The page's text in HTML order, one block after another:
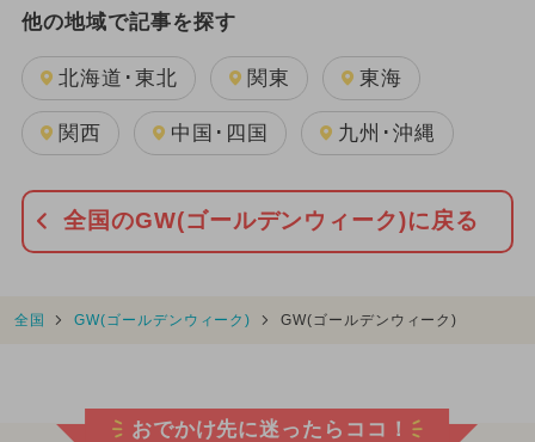
他の地域で記事を探す
北海道･東北 関東 東海
関西 中国･四国 九州･沖縄
全国のGW(ゴールデンウィーク)に戻る
全国 GW(ゴールデンウィーク) GW(ゴールデンウィーク)
おでかけ先に迷ったらココ！